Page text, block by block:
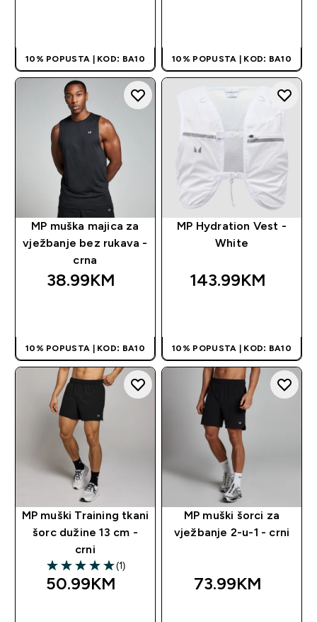
10% POPUSTA | KOD: BA10 10% POPUSTA | KOD: BA10
MP muška majica za
vježbanje bez rukava -
crna
38.99KM‎
10% POPUSTA | KOD: BA10
MP Hydration Vest -
White
143.99KM‎
10% POPUSTA | KOD: BA10
MP muški Training tkani
šorc dužine 13 cm -
crni
5 out of 5 stars
(1)
50.99KM‎
MP muški šorci za
vježbanje 2-u-1 - crni
73.99KM‎